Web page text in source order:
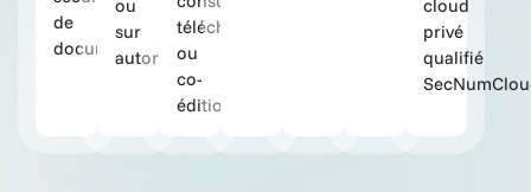
de
documents.
ou
sur
autorisation.
téléchargement
ou
co-
édition.
cloud
privé
qualifié